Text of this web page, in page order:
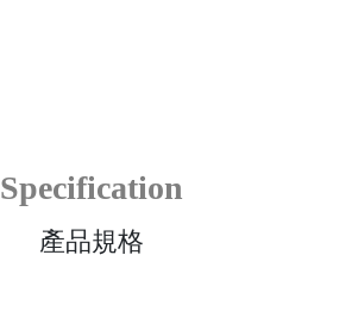
Specification
產品規格